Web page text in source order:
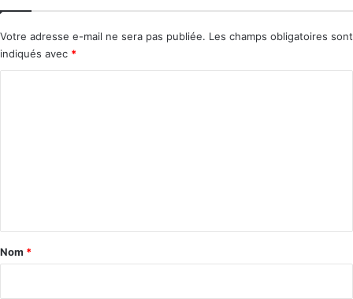
Votre adresse e-mail ne sera pas publiée. Les champs obligatoires sont
indiqués avec *
a
Nom *